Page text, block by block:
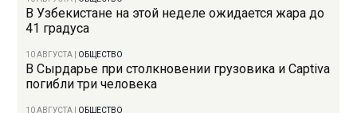
В Узбекистане на этой неделе ожидается жара до
41 градуса
10 АВГУСТА ОБЩЕСТВО
В Сырдарье при столкновении грузовика и Captiva
погибли три человека
10 АВГУСТА ОБЩЕСТВО